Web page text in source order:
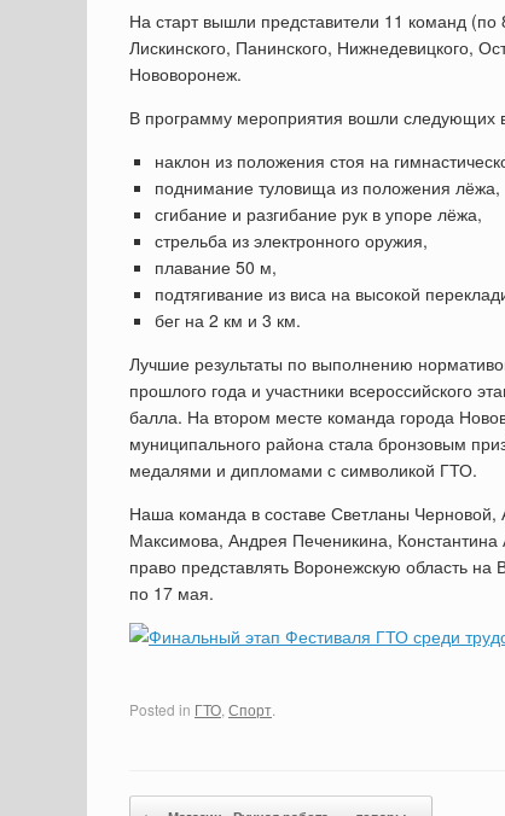
На старт вышли представители 11 команд (по
Лискинского, Панинского, Нижнедевицкого,
Нововоронеж.
В программу мероприятия вошли следующих
наклон из положения стоя на
поднимание туловища из положения лёжа,
сгибание и разгибание рук в упоре лёжа,
стрельба из электронного оружия,
плавание 50 м,
подтягивание из виса на высокой
бег на 2 км и 3 км.
Лучшие результаты по выполнению
прошлого года и участники всероссийского
балла. На втором месте команда города
муниципального района стала бронзовым
медалями и дипломами с символикой ГТО.
Наша команда в составе Светланы
Максимова, Андрея Печеникина,
право представлять Воронежскую область на
по 17 мая.
Posted in ГТО Спорт
Post navigation